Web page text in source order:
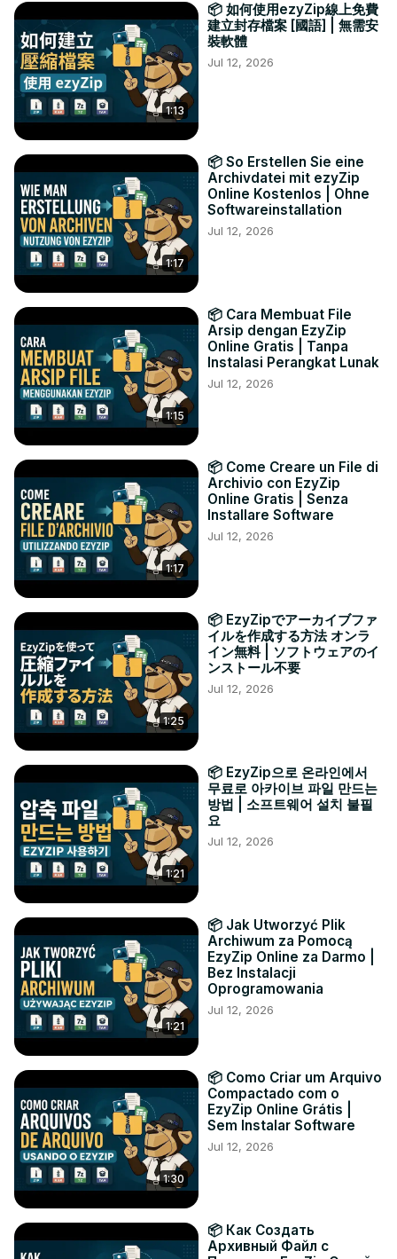
1:13
📦 如何使用ezyZip線上免費
建立封存檔案 [國語] | 無需安
裝軟體
Jul 12, 2026
1:17
📦 So Erstellen Sie eine
Archivdatei mit ezyZip
Online Kostenlos | Ohne
Softwareinstallation
Jul 12, 2026
1:15
📦 Cara Membuat File
Arsip dengan EzyZip
Online Gratis | Tanpa
Instalasi Perangkat Lunak
Jul 12, 2026
1:17
📦 Come Creare un File di
Archivio con EzyZip
Online Gratis | Senza
Installare Software
Jul 12, 2026
1:25
📦 EzyZipでアーカイブファ
イルを作成する方法 オンラ
イン無料 | ソフトウェアのイ
ンストール不要
Jul 12, 2026
1:21
📦 EzyZip으로 온라인에서
무료로 아카이브 파일 만드는
방법 | 소프트웨어 설치 불필
요
Jul 12, 2026
1:21
📦 Jak Utworzyć Plik
Archiwum za Pomocą
EzyZip Online za Darmo |
Bez Instalacji
Oprogramowania
Jul 12, 2026
1:30
📦 Como Criar um Arquivo
Compactado com o
EzyZip Online Grátis |
Sem Instalar Software
Jul 12, 2026
📦 Как Создать
Архивный Файл с